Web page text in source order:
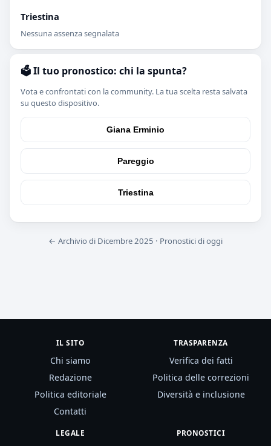
Triestina
Nessuna assenza segnalata
🗳️ Il tuo pronostico: chi la spunta?
Vota e confrontati con la community. La tua scelta resta salvata
su questo dispositivo.
Giana Erminio
Pareggio
Triestina
← Archivio di Dicembre 2025 · Pronostici di oggi
IL SITO
Chi siamo
Redazione
Politica editoriale
Contatti
TRASPARENZA
Verifica dei fatti
Politica delle correzioni
Diversità e inclusione
LEGALE PRONOSTICI